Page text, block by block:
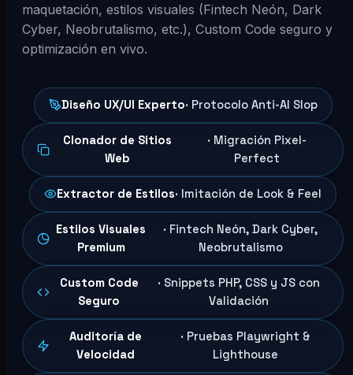
maquetación, estilos visuales (Fintech Neón, Dark
Cyber, Neobrutalismo, etc.), Custom Code seguro y
optimización en vivo.
Diseño UX/UI Experto· Protocolo Anti-AI Slop
Clonador de Sitios
Web
· Migración Pixel-
Perfect
Extractor de Estilos· Imitación de Look & Feel
Estilos Visuales
Premium
· Fintech Neón, Dark Cyber,
Neobrutalismo
Custom Code
Seguro
· Snippets PHP, CSS y JS con
Validación
Auditoría de
Velocidad
· Pruebas Playwright &
Lighthouse